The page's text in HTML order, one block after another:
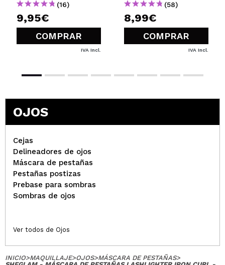
(16)
9,95€
COMPRAR
IVA Incl.
(58)
8,99€
COMPRAR
IVA Incl.
OJOS
Cejas
Delineadores de ojos
Máscara de pestañas
Pestañas postizas
Prebase para sombras
Sombras de ojos
Ver todos de Ojos
INICIO>MAQUILLAJE>OJOS>MÁSCARA DE PESTAÑAS>